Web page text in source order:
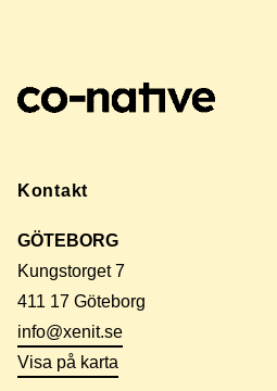
Kontakt
GÖTEBORG
Kungstorget 7
411 17 Göteborg
info@xenit.se
Visa på karta